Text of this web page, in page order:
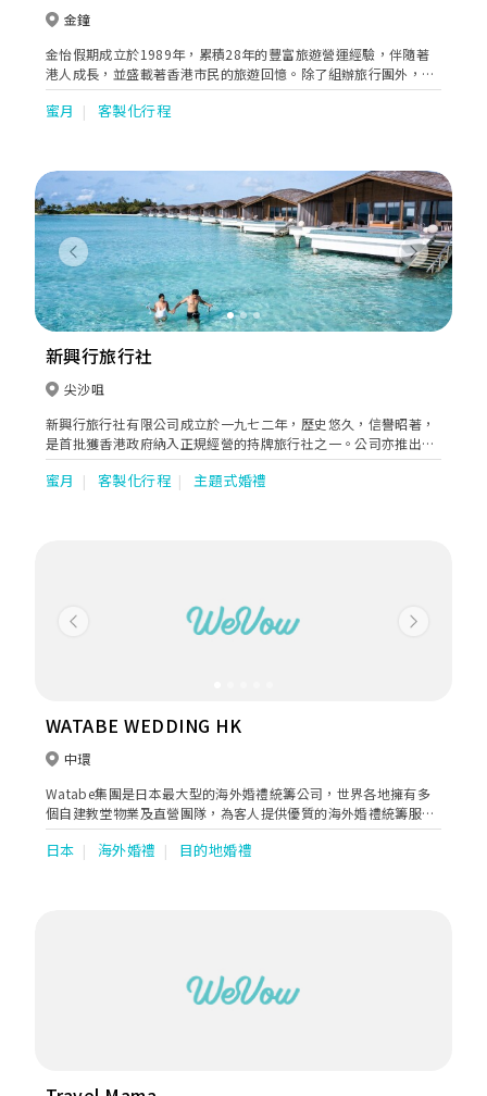
金鐘
金怡假期成立於1989年，累積28年的豐富旅遊營運經驗，伴隨著
港人成長，並盛載著香港市民的旅遊回憶。除了組辦旅行團外，我
們亦不斷提升服務質素及提供多元化的旅遊服務，如郵輪旅遊、遊
學團及獨立組團服務，為顧客度身訂造各式各樣的旅行團。憑著我
蜜月 客製化行程
Previous Next
新興行旅行社
尖沙咀
新興行旅行社有限公司成立於一九七二年，歷史悠久，信譽昭著，
是首批獲香港政府納入正規經營的持牌旅行社之一。公司亦推出自
由行套票服務，讓有興趣人士自行計劃他們的行程。
蜜月 客製化行程 主題式婚禮
Previous Next
WATABE WEDDING HK
中環
Watabe集團是日本最大型的海外婚禮統籌公司，世界各地擁有多
個自建教堂物業及直營團隊，為客人提供優質的海外婚禮統籌服
務。
日本 海外婚禮 目的地婚禮